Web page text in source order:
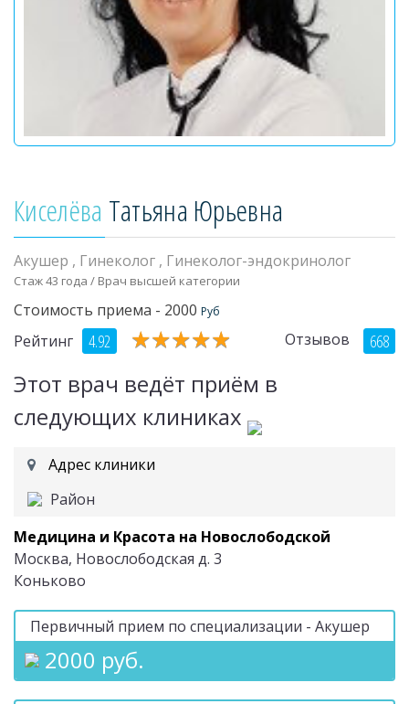
Киселёва Татьяна Юрьевна
Акушер , Гинеколог , Гинеколог-эндокринолог
Стаж 43 года / Врач высшей категории
Стоимость приема - 2000 Руб
Рейтинг 4.92 ★★★★★
★★★★★ Отзывов 668
Этот врач ведёт приём в
следующих клиниках
Адрес клиники
Район
Медицина и Красота на Новослободской
Москва, Новослободская д. 3
Коньково
Первичный прием по специализации - Акушер
2000 руб.